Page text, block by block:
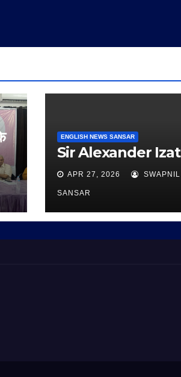
ENGLISH NEWS SANSAR
Sir Alexander Izat
APR 27, 2026 SWAPNIL
SANSAR